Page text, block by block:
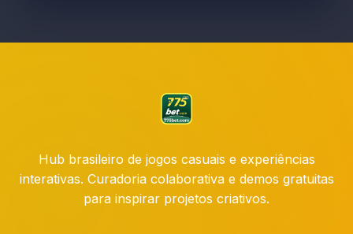
Hub brasileiro de jogos casuais e experiências
interativas. Curadoria colaborativa e demos gratuitas
para inspirar projetos criativos.